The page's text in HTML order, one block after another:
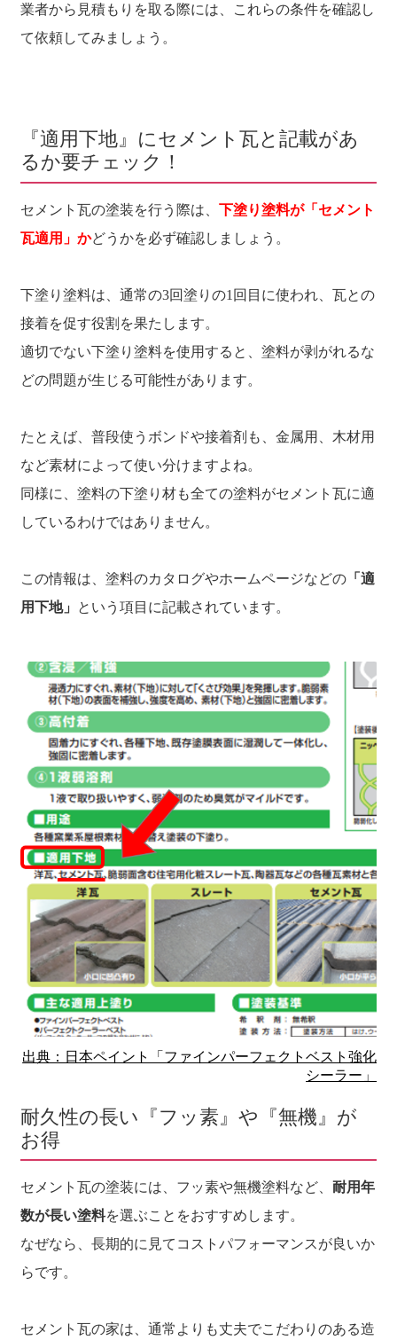
業者から見積もりを取る際には、これらの条件を確認し
て依頼してみましょう。
『適用下地』にセメント瓦と記載があ
るか要チェック！
セメント瓦の塗装を行う際は、 下塗り塗料が「セメント
瓦適用」かどうかを必ず確認しましょう。
下塗り塗料は、通常の3回塗りの1回目に使われ、瓦との
接着を促す役割を果たします。
適切でない下塗り塗料を使用すると、塗料が剥がれるな
どの問題が生じる可能性があります。
たとえば、普段使うボンドや接着剤も、金属用、木材用
など素材によって使い分けますよね。
同様に、塗料の下塗り材も全ての塗料がセメント瓦に適
しているわけではありません。
この情報は、塗料のカタログやホームページなどの「適
用下地」
という項目に記載されています。
出典：日本ペイント「ファインパーフェクトベスト強化
シーラー」
耐久性の長い『フッ素』や『無機』が
お得
セメント瓦の塗装には、フッ素や無機塗料など、 耐用年
数が長い塗料を選ぶことをおすすめします。
なぜなら、長期的に見てコストパフォーマンスが良いか
らです。
セメント瓦の家は、通常よりも丈夫でこだわりのある造